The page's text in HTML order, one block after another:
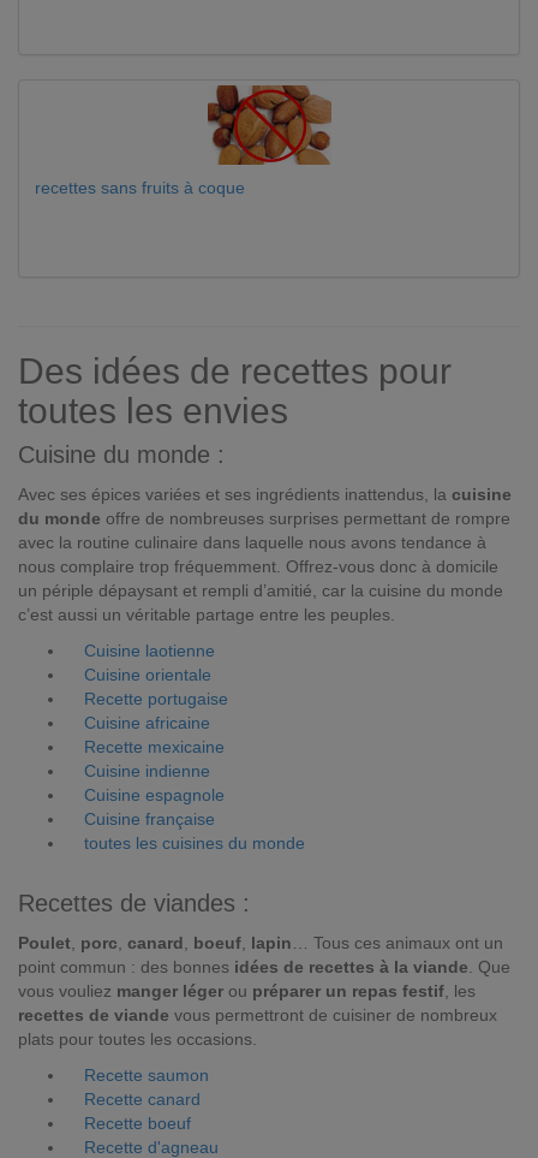
recettes sans fruits à coque
Des idées de recettes pour
toutes les envies
Cuisine du monde :
Avec ses épices variées et ses ingrédients inattendus, la cuisine
du monde offre de nombreuses surprises permettant de rompre
avec la routine culinaire dans laquelle nous avons tendance à
nous complaire trop fréquemment. Offrez-vous donc à domicile
un périple dépaysant et rempli d’amitié, car la cuisine du monde
c’est aussi un véritable partage entre les peuples.
Cuisine laotienne
Cuisine orientale
Recette portugaise
Cuisine africaine
Recette mexicaine
Cuisine indienne
Cuisine espagnole
Cuisine française
toutes les cuisines du monde
Recettes de viandes :
Poulet porc canard boeuf lapin … Tous ces animaux ont un
point commun : des bonnes idées de recettes à la viande . Que
vous vouliez manger léger ou préparer un repas festif , les
recettes de viande vous permettront de cuisiner de nombreux
plats pour toutes les occasions.
Recette saumon
Recette canard
Recette boeuf
Recette d'agneau